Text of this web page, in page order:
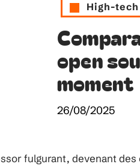
High-tech
open
moment
26/08/2025
fulgurant, devenant des